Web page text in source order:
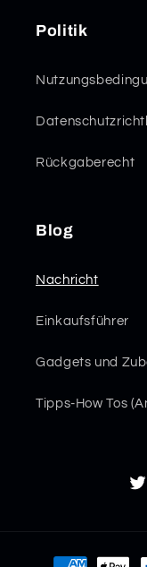
Politik
Rückgaberecht
Blog
Nachricht
Einkaufsführer
Gadgets und
Tipps-How Tos